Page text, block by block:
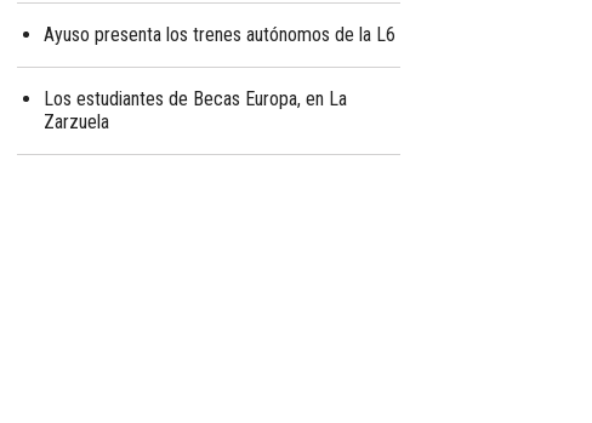
Ayuso presenta los trenes autónomos de la L6
Los estudiantes de Becas Europa, en La
Zarzuela